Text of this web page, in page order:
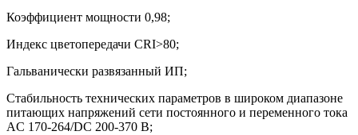
Коэффициент мощности 0,98;
Индекс цветопередачи CRI>80;
Гальванически развязанный ИП;
Стабильность технических параметров в широком диапазоне
питающих напряжений сети постоянного и переменного тока
AC 170-264/DC 200-370 В;